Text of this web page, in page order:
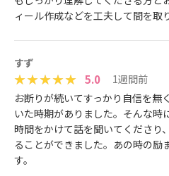
ィール作成などを工夫して間を取
すず
5.0
1週間前
お断りが続いてすっかり自信を無
いた時期がありました。そんな時
時間をかけて話を聞いてくださり
ることができました。あの時の励
す。